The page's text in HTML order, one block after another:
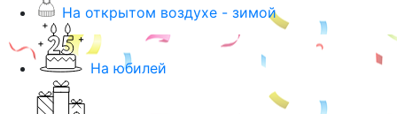
На открытом воздухе - зимой
На юбилей